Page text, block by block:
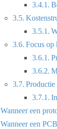
Focus op
Wanneer een
Wanneer een